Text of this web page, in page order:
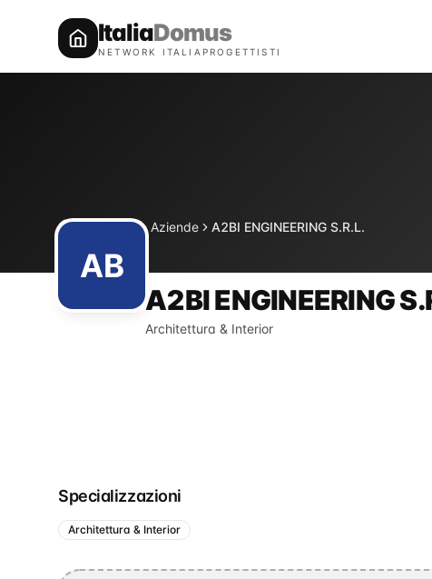
ItaliaDomus
NETWORK ITALIAPROGETTISTI
HomeDirectory Aziende A2BI ENGINEERING S.R.L.
AB
A2BI ENGINEERING
Architettura & Interior
Specializzazioni
Architettura & Interior